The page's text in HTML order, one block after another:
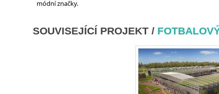
módní značky.
SOUVISEJÍCÍ PROJEKT /